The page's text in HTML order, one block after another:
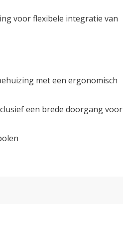
voor flexibele integratie van
met een ergonomisch
een brede doorgang voor